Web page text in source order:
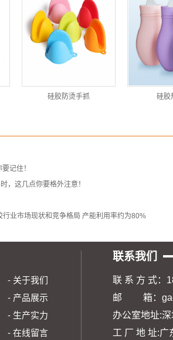
硅胶防烫手抓 硅胶
记住！
，这几点你要格外注意！
业市场现状和竞争格局 产能利用率约为80%
关于我们
产品展示
生产实力
线留言
联系我们
联 系 方 式：
邮 箱：
办公室地址:
工 厂 地 址:广